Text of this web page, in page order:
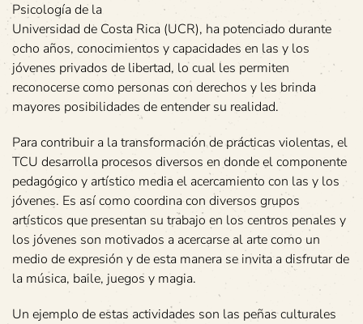
Psicología de la
Universidad de Costa Rica (UCR), ha potenciado durante
ocho años, conocimientos y capacidades en las y los
jóvenes privados de libertad, lo cual les permiten
reconocerse como personas con derechos y les brinda
mayores posibilidades de entender su realidad.
Para contribuir a la transformación de prácticas violentas, el
TCU desarrolla procesos diversos en donde el componente
pedagógico y artístico media el acercamiento con las y los
jóvenes. Es así como coordina con diversos grupos
artísticos que presentan su trabajo en los centros penales y
los jóvenes son motivados a acercarse al arte como un
medio de expresión y de esta manera se invita a disfrutar de
la música, baile, juegos y magia.
Un ejemplo de estas actividades son las peñas culturales